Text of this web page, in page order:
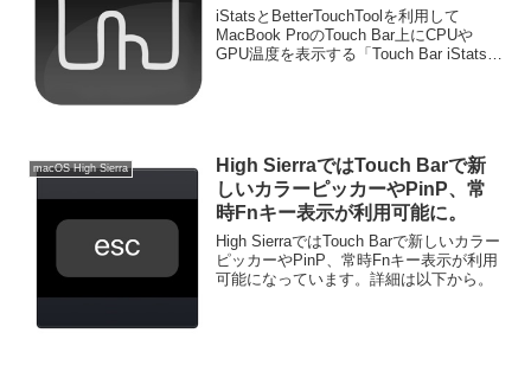
iStats」を使ってみた。
iStatsとBetterTouchToolを利用して
MacBook ProのTouch Bar上にCPUや
GPU温度を表示する「Touch Bar iStats」
macOS High Sierra
High SierraではTouch Barで新
しいカラーピッカーやPinP、常
時Fnキー表示が利用可能に。
High SierraではTouch Barで新しいカラー
ピッカーやPinP、常時Fnキー表示が利用
可能になっています。詳細は以下から。